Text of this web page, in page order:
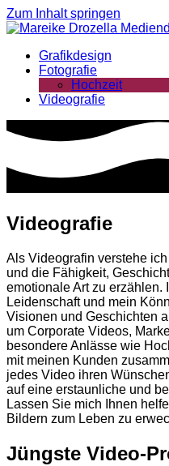
Zum Inhalt springen
Grafikdesign
Fotografie
Hochzeit
Videografie
Videografie
Als Videografin verstehe
und die Fähigkeit,
emotionale Art zu erzählen.
Leidenschaft und mein
Visionen und Geschichten
um Corporate Videos,
besondere Anlässe wie
mit meinen Kunden
jedes Video ihren
auf eine erstaunliche und
Lassen Sie mich Ihnen
Bildern zum Leben zu
Jüngste Video-